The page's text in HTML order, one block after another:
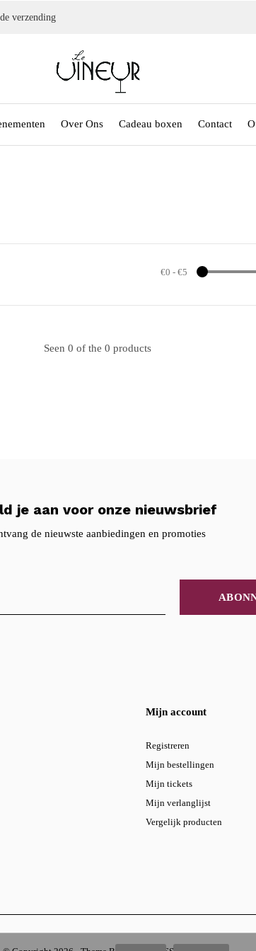
Over Ons Cadeau boxen Contact
verzending
€0 - €5
Seen 0 of the 0 products
je aan voor onze nieuwsbrief
de nieuwste aanbiedingen en promoties
Mijn account
Registreren
Mijn bestellingen
Mijn tickets
Mijn verlanglijst
Vergelijk producten